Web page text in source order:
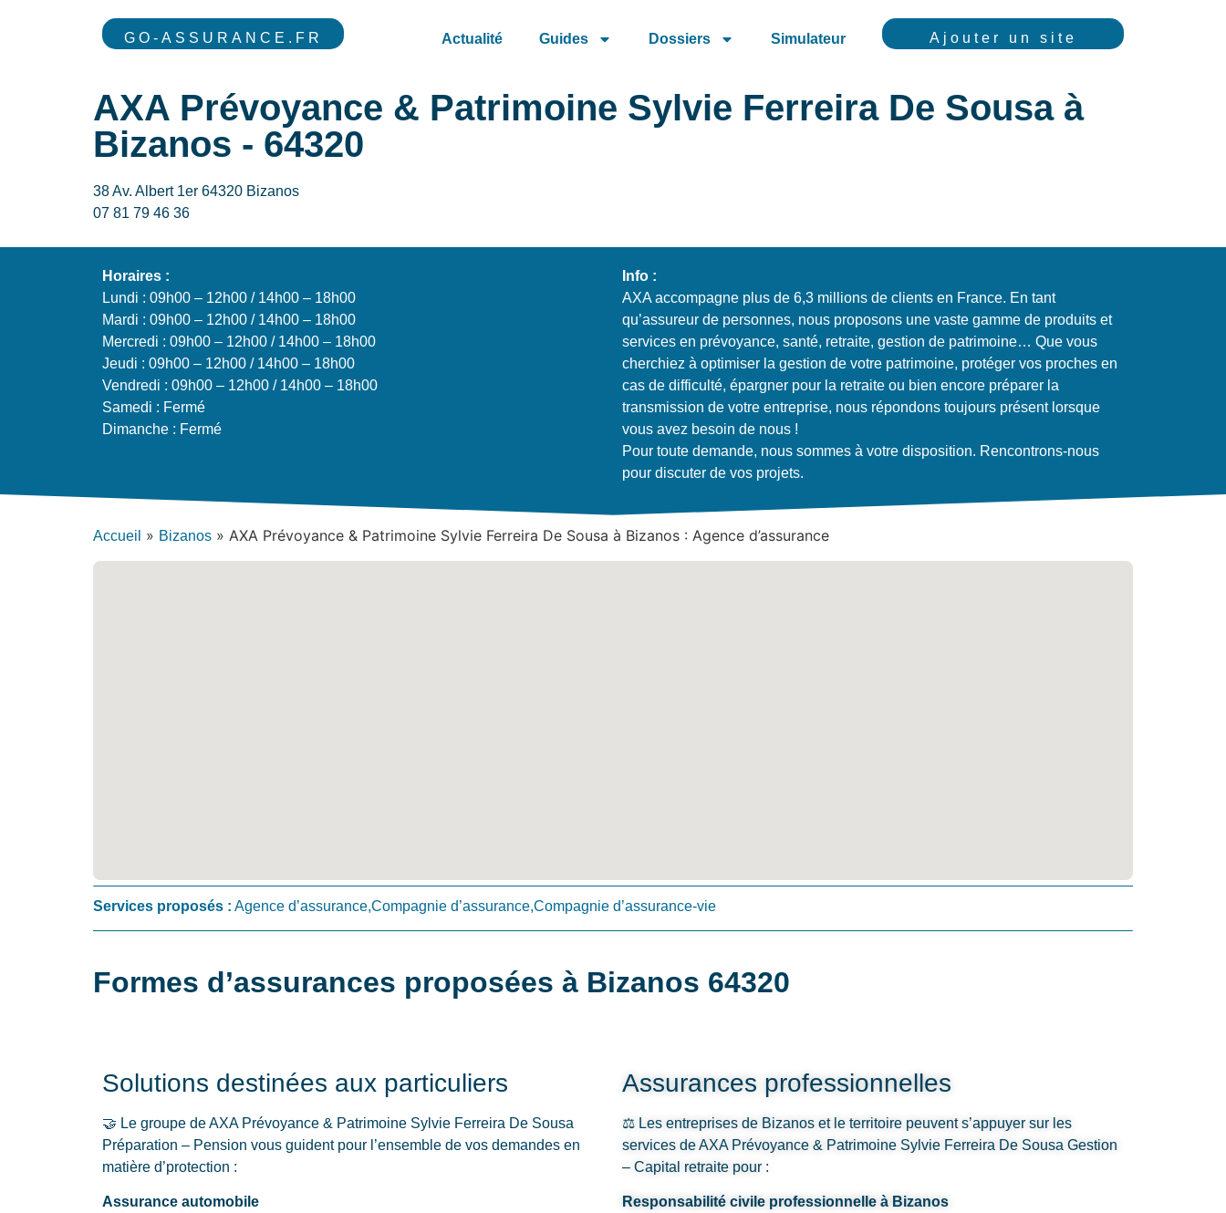
GO-ASSURANCE.FR Actualité Guides Dossiers Simulateur Ajouter un site
AXA Prévoyance & Patrimoine Sylvie Ferreira De Sousa à
Bizanos - 64320
38 Av. Albert 1er 64320 Bizanos
07 81 79 46 36
Horaires :
Lundi : 09h00 – 12h00 / 14h00 – 18h00
Mardi : 09h00 – 12h00 / 14h00 – 18h00
Mercredi : 09h00 – 12h00 / 14h00 – 18h00
Jeudi : 09h00 – 12h00 / 14h00 – 18h00
Vendredi : 09h00 – 12h00 / 14h00 – 18h00
Samedi : Fermé
Dimanche : Fermé
Info :
AXA accompagne plus de 6,3 millions de clients en France. En tant
qu’assureur de personnes, nous proposons une vaste gamme de produits et
services en prévoyance, santé, retraite, gestion de patrimoine… Que vous
cherchiez à optimiser la gestion de votre patrimoine, protéger vos proches en
cas de difficulté, épargner pour la retraite ou bien encore préparer la
transmission de votre entreprise, nous répondons toujours présent lorsque
vous avez besoin de nous !
Pour toute demande, nous sommes à votre disposition. Rencontrons-nous
pour discuter de vos projets.
Accueil » Bizanos » AXA Prévoyance & Patrimoine Sylvie Ferreira De Sousa à Bizanos : Agence d’assurance
Services proposés : Agence d’assurance,Compagnie d’assurance,Compagnie d’assurance-vie
Formes d’assurances proposées à Bizanos 64320
Solutions destinées aux particuliers
🤝 Le groupe de AXA Prévoyance & Patrimoine Sylvie Ferreira De Sousa
Préparation – Pension vous guident pour l’ensemble de vos demandes en
matière d’protection :
Assurance automobile
Assurances professionnelles
⚖️ Les entreprises de Bizanos et le territoire peuvent s’appuyer sur les
services de AXA Prévoyance & Patrimoine Sylvie Ferreira De Sousa Gestion
– Capital retraite pour :
Responsabilité civile professionnelle à Bizanos